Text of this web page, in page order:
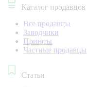
Каталог продавцов
Все продавцы
Заводчики
Приюты
Частные продавцы
Статьи